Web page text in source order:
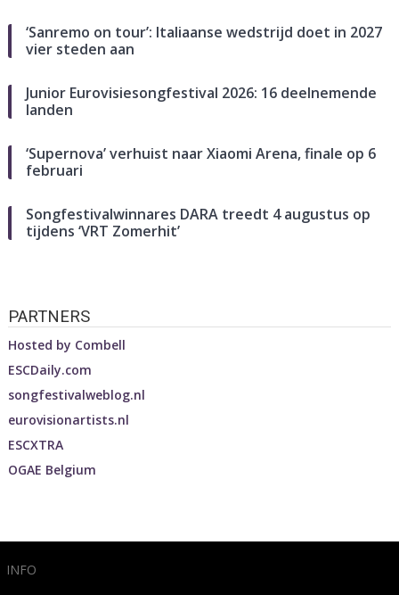
‘Sanremo on tour’: Italiaanse wedstrijd doet in 2027
vier steden aan
Junior Eurovisiesongfestival 2026: 16 deelnemende
landen
‘Supernova’ verhuist naar Xiaomi Arena, finale op 6
februari
Songfestivalwinnares DARA treedt 4 augustus op
tijdens ‘VRT Zomerhit’
PARTNERS
Hosted by Combell
ESCDaily.com
songfestivalweblog.nl
eurovisionartists.nl
ESCXTRA
OGAE Belgium
INFO